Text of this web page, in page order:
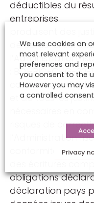
déductibles du
entreprises
de celles-ci est
l’Administration
; BOI-BIC-CHG-30-
convient que
et de tous les
risques de
l’Administration
conformité fiscale
obligations
déclaration pays
We use cookies on
most relevant
preferences and
you consent to the
However you may
a controlled
Privacy